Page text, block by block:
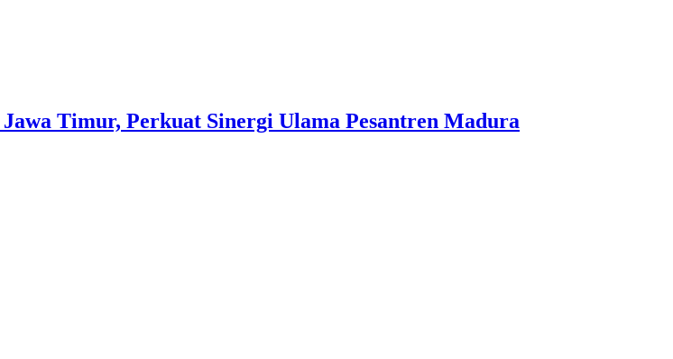
Timur, Perkuat Sinergi Ulama Pesantren Madura